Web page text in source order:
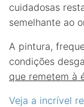
cuidadosas
semelhante ao
A pintura,
condições
que remetem à
Veja a incrível